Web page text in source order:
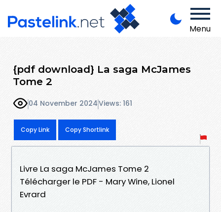
Menu
{pdf download} La saga McJames
Tome 2
04 November 2024Views: 161
Copy Link Copy Shortlink
Livre La saga McJames Tome 2
Télécharger le PDF - Mary Wine, Lionel
Evrard